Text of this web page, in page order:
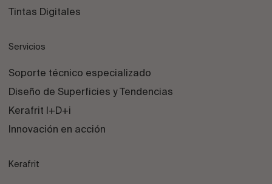
Tintas Digitales
Servicios
Soporte técnico especializado
Diseño de Superficies y Tendencias
Kerafrit I+D+i
Innovación en acción
Kerafrit